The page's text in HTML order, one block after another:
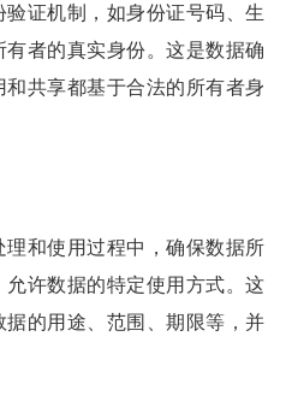
证机制，如身份证号码、生
者的真实身份。这是数据确
共享都基于合法的所有者身
和使用过程中，确保数据所
许数据的特定使用方式。这
的用途、范围、期限等，并